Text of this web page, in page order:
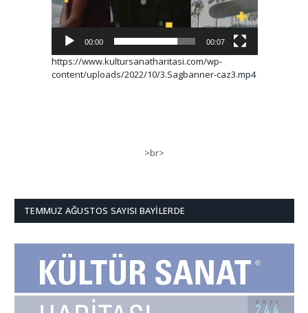
00:00 00:07
https://www.kultursanatharitasi.com/wp-
content/uploads/2022/10/3.Sagbanner-caz3.mp4
>br>
TEMMUZ AĞUSTOS SAYISI BAYILERDE